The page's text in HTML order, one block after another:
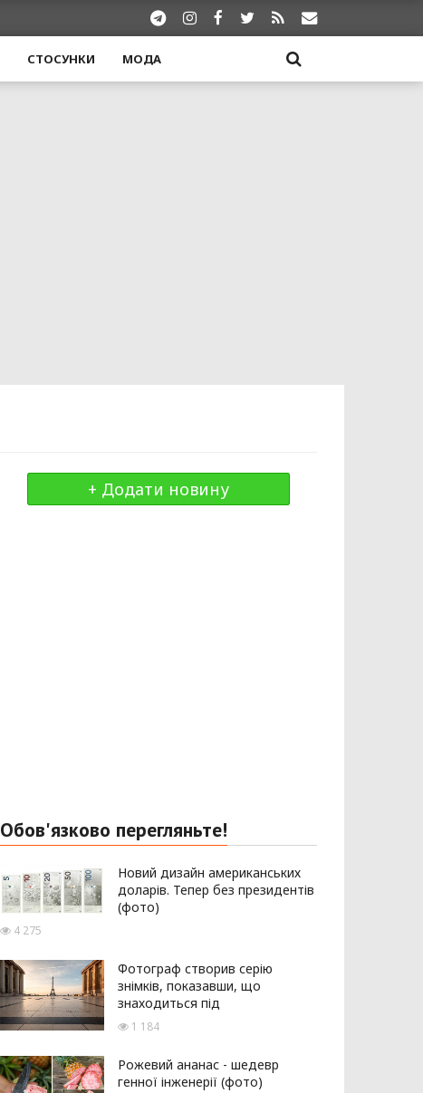
СТОСУНКИ МОДА
+ Додати новину
Обов'язково перегляньте!
Новий дизайн американських
доларів. Тепер без президентів
(фото)
4 275
Фотограф створив серію
знімків, показавши, що
знаходиться під
1 184
Рожевий ананас - шедевр
генної інженерії (фото)